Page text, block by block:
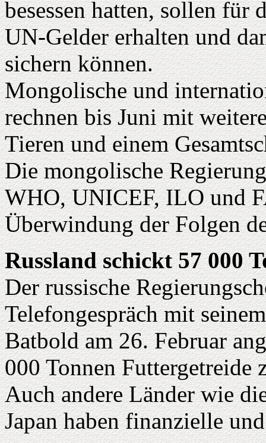
besessen hatten, sollen für
UN-Gelder erhalten und
sichern können.
Mongolische und
rechnen bis Juni mit
Tieren und einem
Die mongolische
WHO, UNICEF, ILO und
Überwindung der Folgen
Russland schickt 57 000
Der russische
Telefongespräch mit
Batbold am 26. Februar
000 Tonnen Futtergetreide
Auch andere Länder wie
Japan haben finanzielle